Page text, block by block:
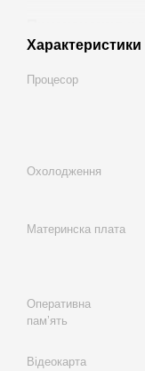
завданнями у
Відеомонтаж
Adobe
:
Анімація
:
ефектів.
Характеристики
Процесор
Охолодження
Материнска плата
Оперативна
памʼять
Відеокарта